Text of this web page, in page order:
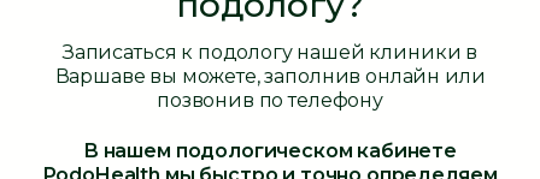
Записаться к подологу нашей клиники в
Варшаве вы можете, заполнив онлайн или
позвонив по телефону
В нашем подологическом кабинете